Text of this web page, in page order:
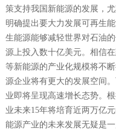
策支持我国新能源的发展，
明确提出要大力发展可再生
生能源能够减轻世界对石油
源上投入数十亿美元。相信
等新能源的产业化规模将不
源企业将有更大的发展空间
业即将呈现高速增长态势。
业未来15年将培育近两万亿
能源产业的未来发展无疑是一